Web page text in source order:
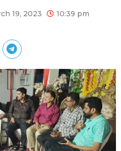
19, 2023 10:39 pm